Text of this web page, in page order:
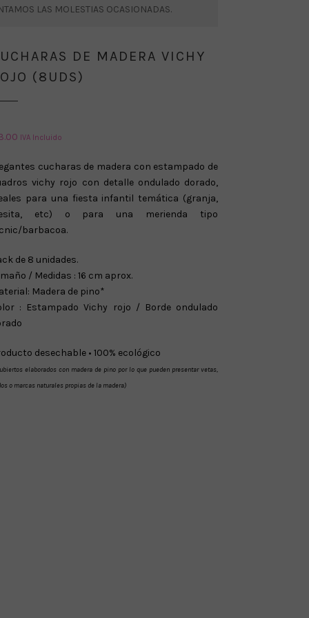
LAS MOLESTIAS OCASIONADAS.
DE MADERA VICHY
(8UDS)
IVA Incluido
cucharas de madera con estampado de
vichy rojo con detalle ondulado dorado,
para una fiesta infantil temática (granja,
etc) o para una merienda tipo
barbacoa.
de 8 unidades.
/ Medidas : 16 cm aprox.
Madera de pino*
: Estampado Vichy rojo / Borde ondulado
desechable • 100% ecológico
elaborados con madera de pino por lo que pueden presentar vetas,
o marcas naturales propias de la madera)